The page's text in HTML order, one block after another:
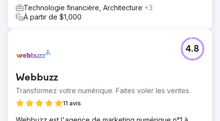
Technologie financière, Architecture +3
À partir de $1,000
Webbuzz
Transformez votre numérique. Faites voler les ventes.
11 avis
4.8